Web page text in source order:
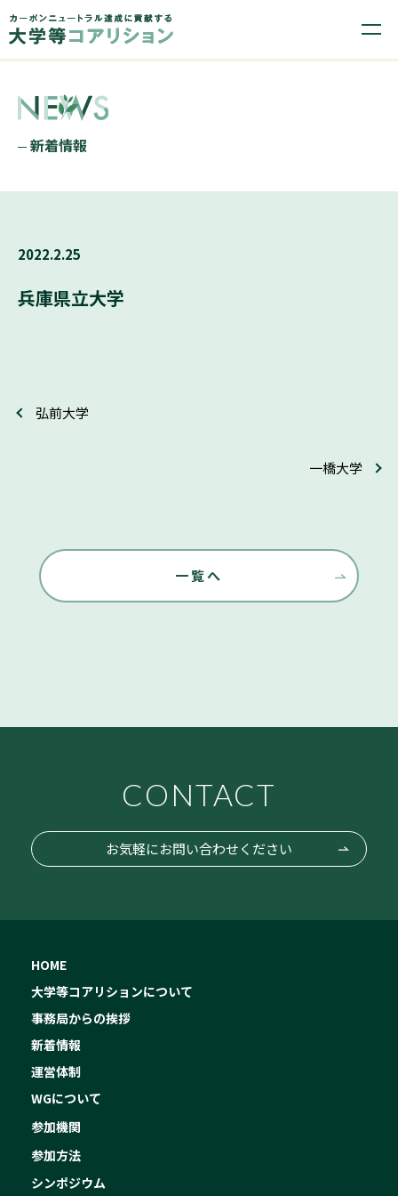
新着情報
2022.2.25
兵庫県立大学
弘前大学
一橋大学
一覧へ
CONTACT
お気軽にお問い合わせください
HOME
大学等コアリションについて
事務局からの挨拶
新着情報
運営体制
WGについて
参加機関
参加方法
シンポジウム